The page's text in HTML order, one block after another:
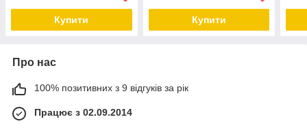
Купити Купити
Про нас
100% позитивних з 9 відгуків за рік
Працює з 02.09.2014